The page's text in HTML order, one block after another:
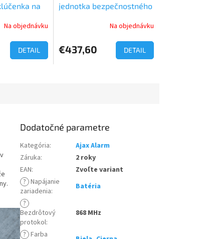
na
Na objednávku
DETAIL
jednotka bezpečnostného
Na objednávku
€437,60 DETAIL
Dodatočné parametre
Kategória:
Ajax Alarm
Záruka:
2 roky
EAN:
Zvoľte variant
? Napájanie
zariadenia:
Batéria
?
Bezdrôtový
protokol:
868 MHz
? Farba